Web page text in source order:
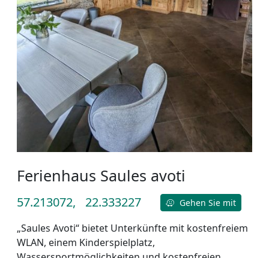
Ferienhaus Saules avoti
57.213072, 22.333227 Gehen Sie mit
„Saules Avoti“ bietet Unterkünfte mit kostenfreiem
WLAN, einem Kinderspielplatz,